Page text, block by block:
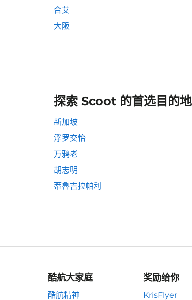
合艾
大阪
探索 Scoot 的首选目的地
新加坡
浮罗交怡
万鸦老
胡志明
蒂魯吉拉帕利
酷航大家庭
酷航精神
奖励给你
KrisFlyer